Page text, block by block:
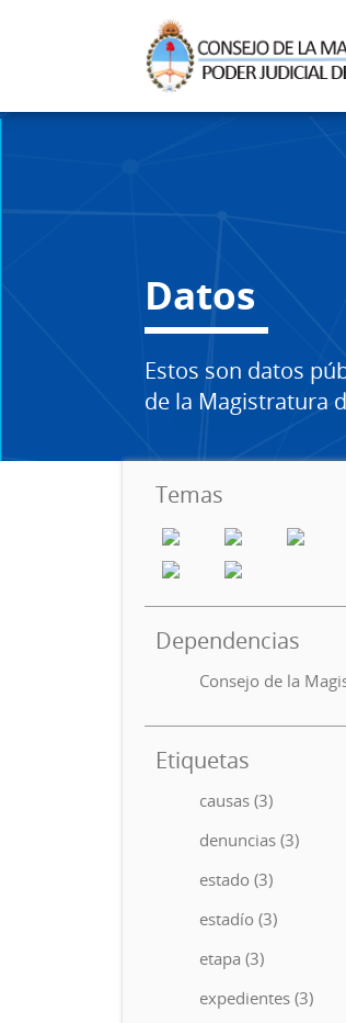
Datos
Estos son datos
de la Magistratura
Temas
Dependencias
Consejo de la
Etiquetas
causas (3)
denuncias (3)
estado (3)
estadío (3)
etapa (3)
expedientes (3)